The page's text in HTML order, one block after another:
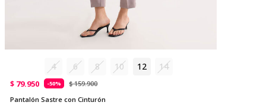
4 6 8 10 12 14
$ 79.950 -50%
$ 159.900
Pantalón Sastre con Cinturón